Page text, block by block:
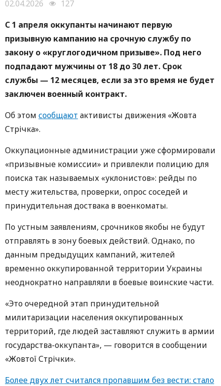
02.04.2026
127
С 1 апреля оккупанты начинают первую
призывную кампанию на срочную службу по
закону о «круглогодичном призыве». Под него
подпадают мужчины от 18 до 30 лет. Срок
службы — 12 месяцев, если за это время не будет
заключен военный контракт.
Об этом сообщают активисты движения «Жовта
Стрічка».
Оккупационные администрации уже сформировали
«призывные комиссии» и привлекли полицию для
поиска так называемых «уклонистов»: рейды по
месту жительства, проверки, опрос соседей и
принудительная доствака в военкоматы.
По устным заявлениям, срочников якобы не будут
отправлять в зону боевых действий. Однако, по
данным предыдущих кампаний, жителей
временно оккупированной территории Украины
неоднократно направляли в боевые воинские части.
«Это очередной этап принудительной
милитаризации населения оккупированных
территорий, где людей заставляют служить в армии
государства-оккупанта», — говорится в сообщении
«Жовтої Стрічки».
Более двух лет считался пропавшим без вести: стало